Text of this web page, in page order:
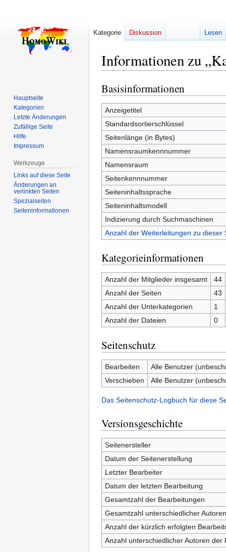
Informationen zu
Zur
Navigation
springen
Zur
Suche
springen
Basisinformationen
Anzeigetitel
Standardsortierschlüssel
Seitenlänge (in Bytes)
Namensraumkennnummer
Namensraum
Seitenkennnummer
Seiteninhaltssprache
Seiteninhaltsmodell
Indizierung durch Suchmaschinen
Anzahl der Weiterleitungen zu dieser
Kategorieinformationen
Anzahl der Mitglieder insgesamt
44
Anzahl der Seiten
43
Anzahl der Unterkategorien
1
Anzahl der Dateien
0
Seitenschutz
Bearbeiten
Alle Benutzer
Verschieben
Alle Benutzer
Das Seitenschutz-Logbuch für diese
Versionsgeschichte
Seitenersteller
Datum der Seitenerstellung
Letzter Bearbeiter
Datum der letzten Bearbeitung
Gesamtzahl der Bearbeitungen
Gesamtzahl unterschiedlicher Autoren
Anzahl der kürzlich erfolgten
Anzahl unterschiedlicher Autoren
Kategorie Diskussion Lesen
Hauptseite
Kategorien
Letzte Änderungen
Zufällige Seite
Hilfe
Impressum
Werkzeuge
Links auf diese Seite
Änderungen an
verlinkten Seiten
Spezialseiten
Seiten­­informationen